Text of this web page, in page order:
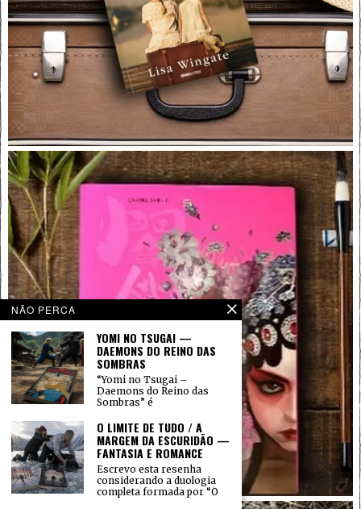
NÃO PERCA
YOMI NO TSUGAI —
DAEMONS DO REINO DAS
SOMBRAS
“Yomi no Tsugai –
Daemons do Reino das
Sombras” é
O LIMITE DE TUDO / A
MARGEM DA ESCURIDÃO —
FANTASIA E ROMANCE
Escrevo esta resenha
considerando a duologia
completa formada por “O